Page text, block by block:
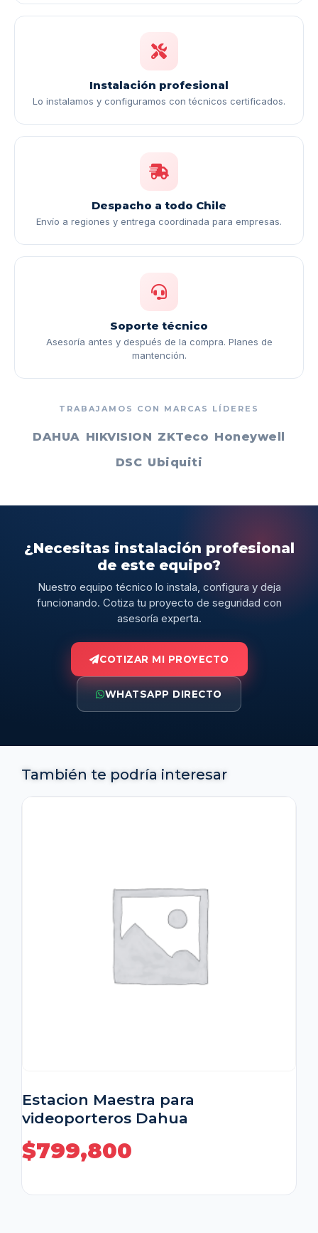
Instalación profesional
Lo instalamos y configuramos con técnicos certificados.
Despacho a todo Chile
Envío a regiones y entrega coordinada para empresas.
Soporte técnico
Asesoría antes y después de la compra. Planes de
mantención.
TRABAJAMOS CON MARCAS LÍDERES
DAHUA HIKVISION ZKTeco Honeywell
DSC Ubiquiti
¿Necesitas instalación profesional
de este equipo?
Nuestro equipo técnico lo instala, configura y deja
funcionando. Cotiza tu proyecto de seguridad con
asesoría experta.
COTIZAR MI PROYECTO
WHATSAPP DIRECTO
También te podría interesar
Estacion Maestra para
videoporteros Dahua
$799,800